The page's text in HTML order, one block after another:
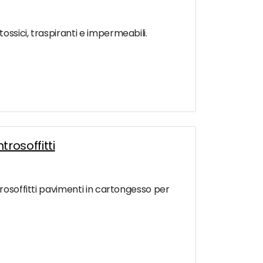
traspiranti e impermeabili.
pavimenti in cartongesso per